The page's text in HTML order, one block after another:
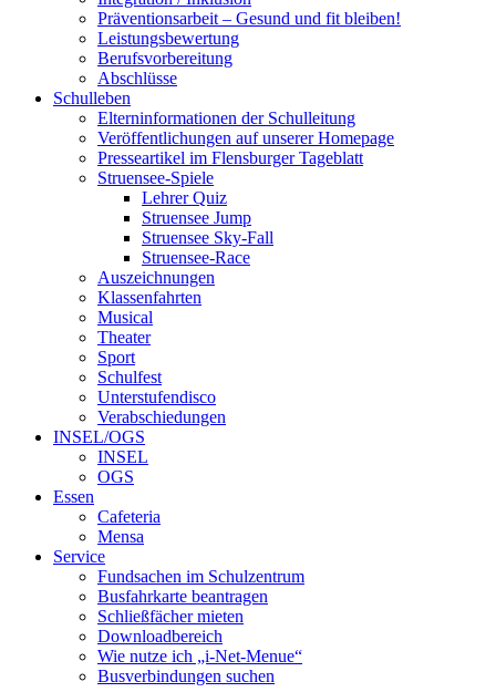
Präventionsarbeit – Gesund und fit bleiben!
Leistungsbewertung
Berufsvorbereitung
Abschlüsse
Schulleben
Elterninformationen der Schulleitung
Veröffentlichungen auf unserer Homepage
Presseartikel im Flensburger Tageblatt
Struensee-Spiele
Lehrer Quiz
Struensee Jump
Struensee Sky-Fall
Struensee-Race
Auszeichnungen
Klassenfahrten
Musical
Theater
Sport
Schulfest
Unterstufendisco
Verabschiedungen
INSEL/OGS
INSEL
OGS
Essen
Cafeteria
Mensa
Service
Fundsachen im Schulzentrum
Busfahrkarte beantragen
Schließfächer mieten
Downloadbereich
Wie nutze ich „i-Net-Menue“
Busverbindungen suchen